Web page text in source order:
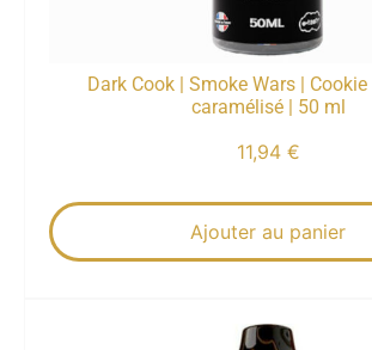
Dark Cook | Smoke Wars | Cookie
caramélisé | 50 ml
11,94 €
Ajouter au panier